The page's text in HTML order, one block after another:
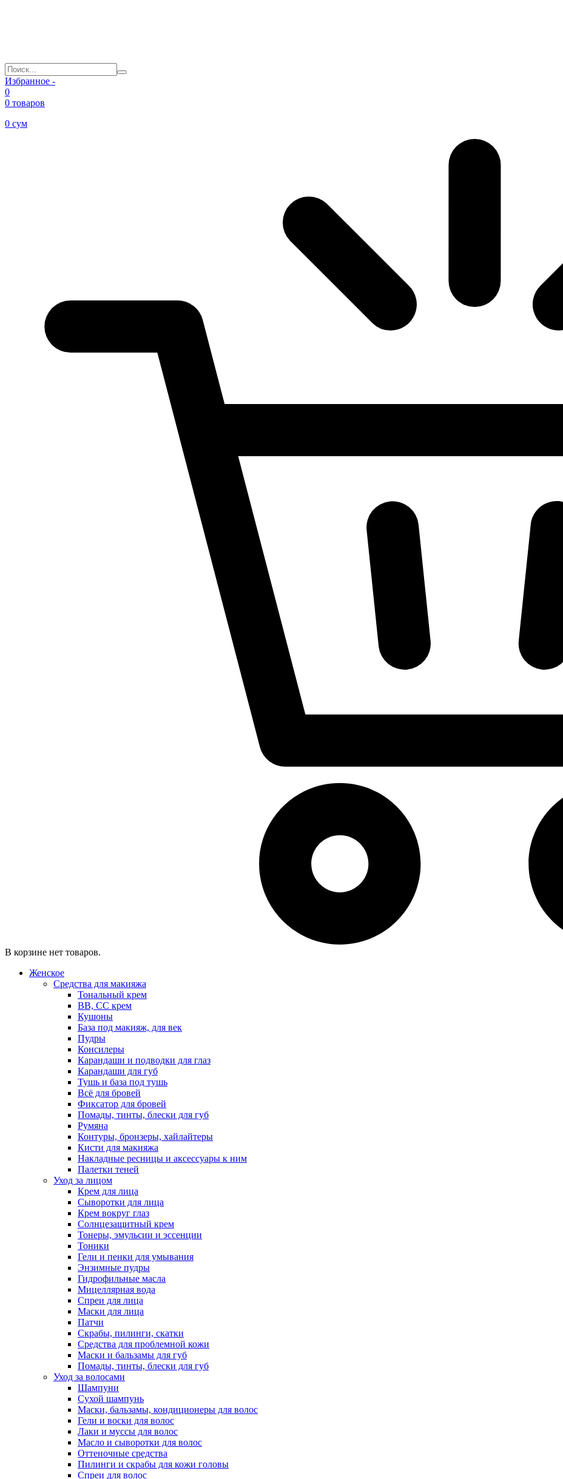
Избранное -
0
0 товаров
0 сум
В корзине нет товаров.
Женское
Средства для макияжа
Тональный крем
BB, CC крем
Кушоны
База под макияж, для век
Пудры
Консилеры
Карандаши и подводки для глаз
Карандаши для губ
Тушь и база под тушь
Всё для бровей
Фиксатор для бровей
Помады, тинты, блески для губ
Румяна
Контуры, бронзеры, хайлайтеры
Кисти для макияжа
Накладные ресницы и аксессуары к ним
Палетки теней
Уход за лицом
Крем для лица
Сыворотки для лица
Крем вокруг глаз
Солнцезащитный крем
Тонеры, эмульсии и эссенции
Тоники
Гели и пенки для умывания
Энзимные пудры
Гидрофильные масла
Мицеллярная вода
Спреи для лица
Маски для лица
Патчи
Скрабы, пилинги, скатки
Средства для проблемной кожи
Маски и бальзамы для губ
Помады, тинты, блески для губ
Уход за волосами
Шампуни
Сухой шампунь
Маски, бальзамы, кондиционеры для волос
Гели и воски для волос
Лаки и муссы для волос
Масло и сыворотки для волос
Оттеночные средства
Пилинги и скрабы для кожи головы
Спреи для волос